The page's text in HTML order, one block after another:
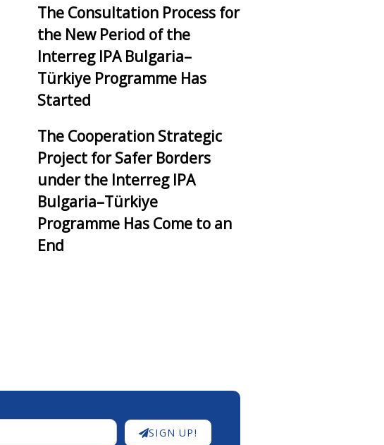
The Consultation Process for
the New Period of the
Interreg IPA Bulgaria–
Türkiye Programme Has
Started
The Cooperation Strategic
Project for Safer Borders
under the Interreg IPA
Bulgaria–Türkiye
Programme Has Come to an
End
SIGN UP!